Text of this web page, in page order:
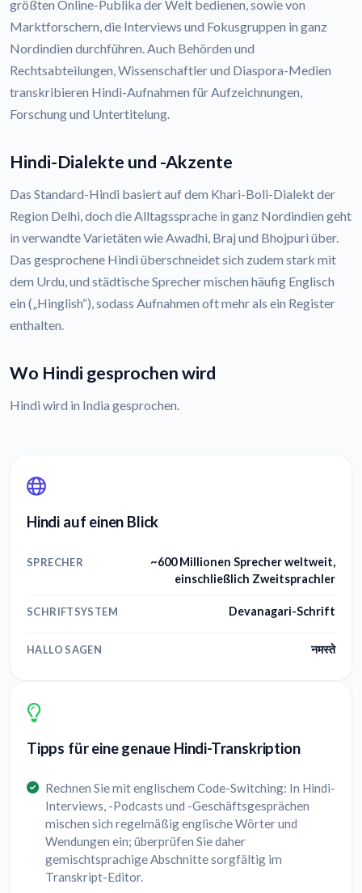
größten Online-Publika der Welt bedienen, sowie von
Marktforschern, die Interviews und Fokusgruppen in ganz
Nordindien durchführen. Auch Behörden und
Rechtsabteilungen, Wissenschaftler und Diaspora-Medien
transkribieren Hindi-Aufnahmen für Aufzeichnungen,
Forschung und Untertitelung.
Hindi-Dialekte und -Akzente
Das Standard-Hindi basiert auf dem Khari-Boli-Dialekt der
Region Delhi, doch die Alltagssprache in ganz Nordindien geht
in verwandte Varietäten wie Awadhi, Braj und Bhojpuri über.
Das gesprochene Hindi überschneidet sich zudem stark mit
dem Urdu, und städtische Sprecher mischen häufig Englisch
ein („Hinglish“), sodass Aufnahmen oft mehr als ein Register
enthalten.
Wo Hindi gesprochen wird
Hindi wird in India gesprochen.
Hindi auf einen Blick
SPRECHER
~600 Millionen Sprecher weltweit,
einschließlich Zweitsprachler
SCHRIFTSYSTEM Devanagari-Schrift
HALLO SAGEN नमस्ते
Tipps für eine genaue Hindi-Transkription
Rechnen Sie mit englischem Code-Switching: In Hindi-
Interviews, -Podcasts und -Geschäftsgesprächen
mischen sich regelmäßig englische Wörter und
Wendungen ein; überprüfen Sie daher
gemischtsprachige Abschnitte sorgfältig im
Transkript-Editor.